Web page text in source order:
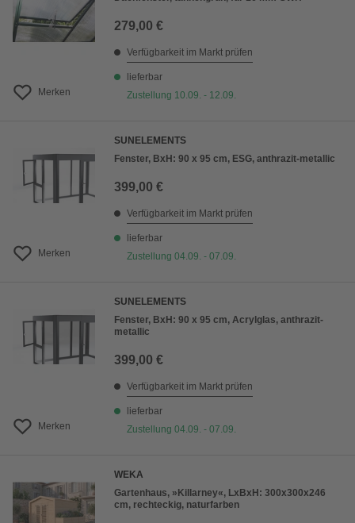
Merken
279,00 €
Verfügbarkeit im Markt prüfen
lieferbar
Zustellung 10.09. - 12.09.
Merken
SUNELEMENTS
Fenster, BxH: 90 x 95 cm, ESG, anthrazit-metallic
399,00 €
Verfügbarkeit im Markt prüfen
lieferbar
Zustellung 04.09. - 07.09.
Merken
SUNELEMENTS
Fenster, BxH: 90 x 95 cm, Acrylglas, anthrazit-
metallic
399,00 €
Verfügbarkeit im Markt prüfen
lieferbar
Zustellung 04.09. - 07.09.
WEKA
Gartenhaus, »Killarney«, LxBxH: 300x300x246
cm, rechteckig, naturfarben